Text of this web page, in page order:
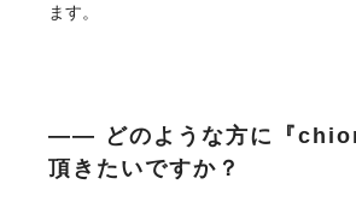
ます。
―― どのような方に『
頂きたいですか？